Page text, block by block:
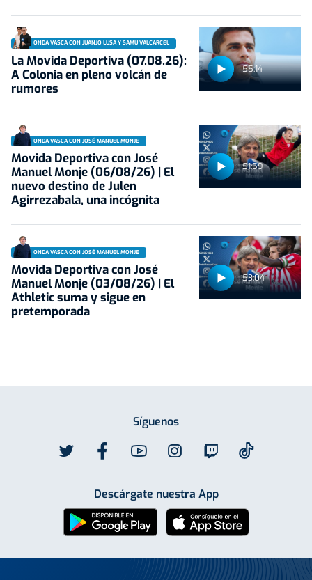
55:14
ONDA VASCA CON JUANJO LUSA Y SAMU VALCÁRCEL
La Movida Deportiva (07.08.26):
A Colonia en pleno volcán de
rumores
51:59
ONDA VASCA CON JOSÉ MANUEL MONJE
Movida Deportiva con José
Manuel Monje (06/08/26) | El
nuevo destino de Julen
Agirrezabala, una incógnita
53:04
ONDA VASCA CON JOSÉ MANUEL MONJE
Movida Deportiva con José
Manuel Monje (03/08/26) | El
Athletic suma y sigue en
pretemporada
Síguenos
Descárgate nuestra App